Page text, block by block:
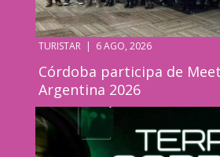
TURISTAR | 6 AGO, 2026
Córdoba participa de
Argentina 2026